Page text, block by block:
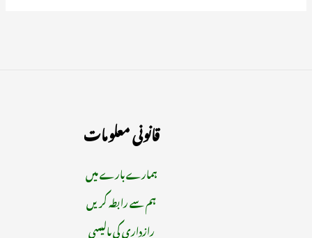
قانونی معلومات
ہمارے بارے میں
ہم سے رابطہ کریں
رازداری کی پالیسی